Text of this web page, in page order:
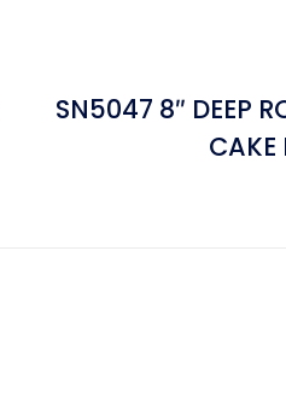
SN5047 8″ DEEP
CAKE